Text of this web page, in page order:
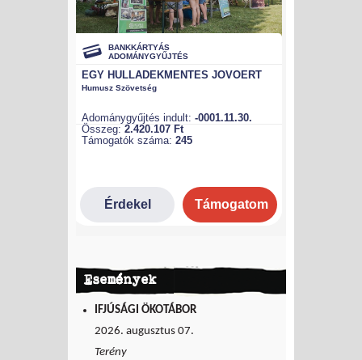
Események
IFJÚSÁGI ÖKOTÁBOR
2026. augusztus 07.
Terény